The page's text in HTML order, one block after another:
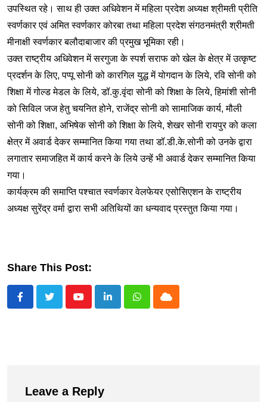
उपस्थित रहे। साथ ही उक्त अधिवेशन में महिला प्रदेश अध्यक्ष श्रीमती प्रीति
स्वर्णकार एवं अमित स्वर्णकार कोरबा तथा महिला प्रदेश संगठनमंत्री श्रीमती
मीनाक्षी स्वर्णकार बलौदाबाजार की प्रमुख भूमिका रही।
उक्त राष्ट्रीय अधिवेशन में सरगुजा के स्पर्श सराफ को खेल के क्षेत्र में उत्कृष्ट
प्रदर्शन के लिए, पप्पू सोनी को कारगिल युद्ध में योगदान के लिये, रवि सोनी को
शिक्षा में गोल्ड मेडल के लिये, डॉ.कु.वृंदा सोनी को शिक्षा के लिये, हिमांशी सोनी
को सिविल जज हेतु चयनित होने, राजेंद्र सोनी को सामाजिक कार्य, मौली
सोनी को शिक्षा, अभिषेक सोनी को शिक्षा के लिये, शेखर सोनी रायपुर को कला
क्षेत्र में अवार्ड देकर सम्मानित किया गया तथा डॉ.डी.के.सोनी को उनके द्वारा
लगातार समाजहित में कार्य करने के लिये उन्हें भी अवार्ड देकर सम्मानित किया
गया।
कार्यक्रम की समाप्ति पश्चात स्वर्णकार वेलफेयर एसोसिएशन के राष्ट्रीय
अध्यक्ष सुरेंद्र वर्मा द्वारा सभी अतिथियों का धन्यवाद प्रस्तुत किया गया।
Share This Post:
LinkedInWhatsappCloud
Leave a Reply